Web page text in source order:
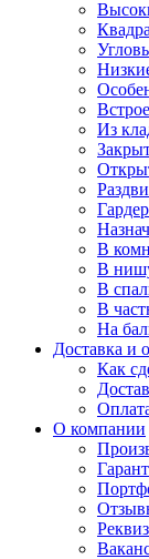
Из
В
В
В
В
На
Доставка и
Как
О компании